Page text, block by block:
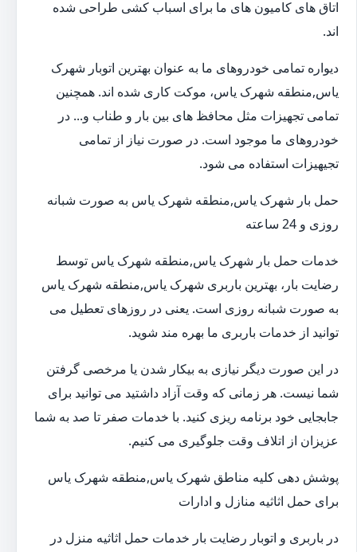
اتاق های کامیون های ما برای اسباب کشی طراحی شده
اند.
دیواره تمامی خودروهای ما به عنوان بهترین اتوبار شهرک
یاس,منطقه شهرک یاس، موکت کاری شده اند. همچنین
تمامی تجهیزات مثل محافظ های بین بار و طناب و... در
خودروهای ما موجود است. در صورت نیاز از تمامی
تجیهیزات استفاده می شود.
حمل بار شهرک یاس,منطقه شهرک یاس به صورت شبانه
روزی و 24 ساعته
خدمات حمل بار شهرک یاس,منطقه شهرک یاس توسط
رضایت بار، بهترین باربری شهرک یاس,منطقه شهرک یاس
به صورت شبانه روزی است. یعنی در روزهای تعطیل می
توانید از خدمات باربری ما بهره مند شوید.
در این صورت دیگر نیازی به بیکار شدن یا مرخصی گرفتن
شما نیست. هر زمانی که وقت آزاد داشتید می توانید برای
جابجایی خود برنامه ریزی کنید. با خدمات صفر تا صد به شما
عزیزان از اتلاف وقت جلوگیری می کنیم.
پوشش دهی کلیه مناطق شهرک یاس,منطقه شهرک یاس
برای حمل اثاثیه منازل و ادارات
در باربری و اتوبار رضایت بار خدمات حمل اثاثیه منزل در